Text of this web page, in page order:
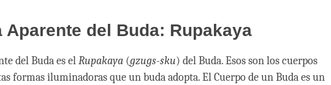
Aparente del Buda: Rupakaya
del Buda es elRupakaya (gzugs-sku) del Buda. Esos son los cuerpos
formas iluminadoras que un buda adopta. El Cuerpo de un Buda es un